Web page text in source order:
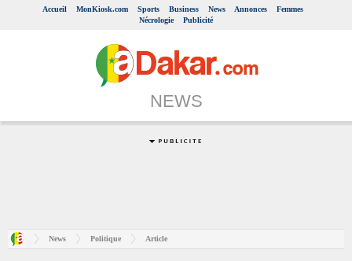
Accueil MonKiosk.com Sports Business News Annonces
Femmes
Nécrologie
Publicité
NEWS
News Politique Article